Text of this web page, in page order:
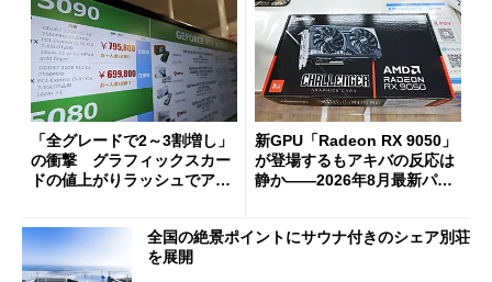
「全グレードで2～3割増し」
の衝撃 グラフィックスカー
ドの値上がりラッシュでアキ
新GPU「Radeon RX 9050」
が登場するもアキバの反応は
静か――2026年8月最新パー
全国の絶景ポイントにサウナ付きのシェア別荘
を展開